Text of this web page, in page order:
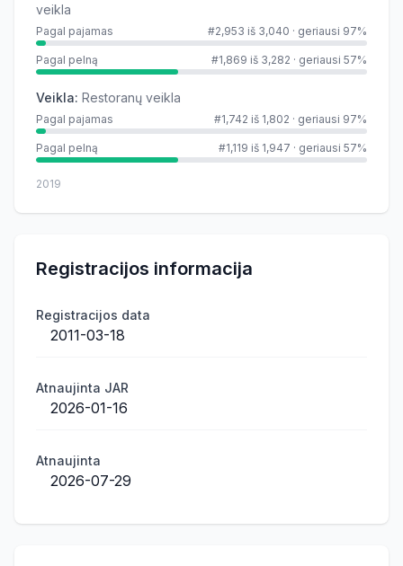
veikla
Pagal pajamas #2,953 iš 3,040 · geriausi 97%
Pagal pelną #1,869 iš 3,282 · geriausi 57%
Veikla: Restoranų veikla
Pagal pajamas #1,742 iš 1,802 · geriausi 97%
Pagal pelną #1,119 iš 1,947 · geriausi 57%
2019
Registracijos informacija
Registracijos data
2011-03-18
Atnaujinta JAR
2026-01-16
Atnaujinta
2026-07-29